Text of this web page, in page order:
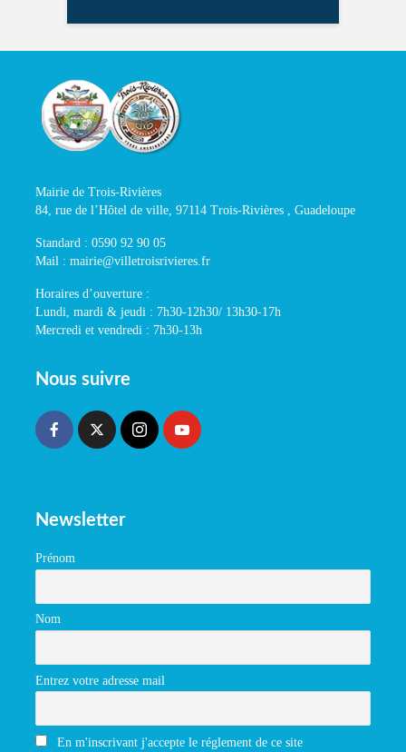
Mairie de Trois-Rivières
84, rue de l’Hôtel de ville, 97114 Trois-Rivières , Guadeloupe
Standard : 0590 92 90 05
Mail : mairie@villetroisrivieres.fr
Horaires d’ouverture :
Lundi, mardi & jeudi : 7h30-12h30/ 13h30-17h
Mercredi et vendredi : 7h30-13h
Nous suivre
Newsletter
Prénom
Nom
Entrez votre adresse mail
En m'inscrivant j'accepte le réglement de ce site